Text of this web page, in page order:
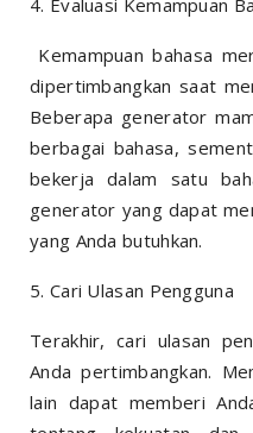
4. Evaluasi Kemampuan
Kemampuan bahasa
dipertimbangkan saat
Beberapa generator
berbagai bahasa,
bekerja dalam satu
generator yang dapat
yang Anda butuhkan.
5. Cari Ulasan Pengguna
Terakhir, cari ulasan
Anda pertimbangkan.
lain dapat memberi